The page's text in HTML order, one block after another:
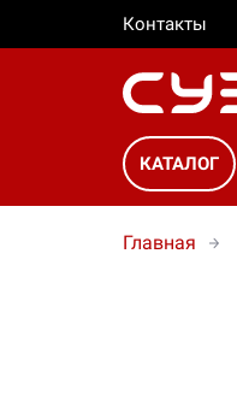
Контакты
КАТАЛОГ
Главная